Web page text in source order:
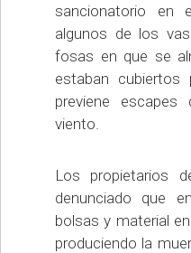
sancionatorio en
algunos de los
fosas en que se
estaban
previene
viento.
Los propietarios
denunciado que
bolsas y material
produciendo la